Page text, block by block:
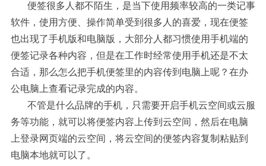
便签很多人都不陌生，是当下使用频率较高的一类记事
软件，使用方便、操作简单受到很多人的喜爱，现在便签
也出现了手机版和电脑版，大部分人都习惯使用手机端的
便签记录各种内容，但是在工作时经常使用手机还是不太
合适，那么怎么把手机便签里的内容传到电脑上呢？在办
公电脑上查看记录完成的内容。
不管是什么品牌的手机，只需要开启手机云空间或云服
务等功能，就可以将便签内容上传到云空间，然后在电脑
上登录网页端的云空间，将云空间的便签内容复制粘贴到
电脑本地就可以了。